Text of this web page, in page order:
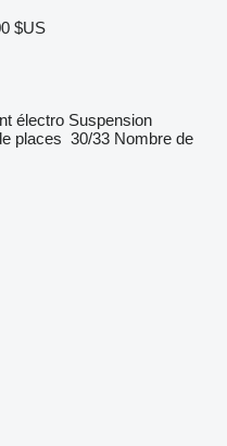
$US
électro Suspension
places 30/33 Nombre de